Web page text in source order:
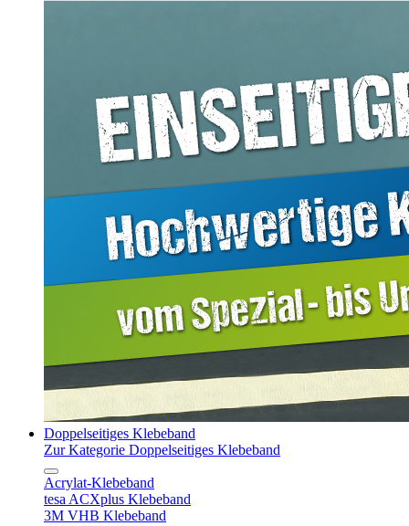
Doppelseitiges Klebeband
Zur Kategorie Doppelseitiges Klebeband
Acrylat-Klebeband
tesa ACXplus Klebeband
3M VHB Klebeband